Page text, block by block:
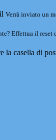
Verrà inviato un
Effettua il reset
la casella di